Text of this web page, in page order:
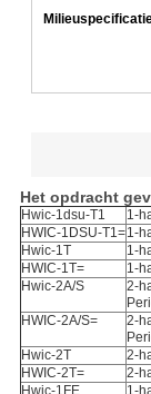
Het opdracht
Hwic-1dsu-T1
1-
HWIC-1DSU-T1=1-
Hwic-1T
1-
HWIC-1T=
1-
Hwic-2A/S
2-
HWIC-2A/S=
2-
Hwic-2T
2-
HWIC-2T=
2-